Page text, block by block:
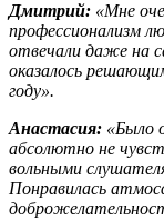
Дмитрий: «Мне
профессионализм
отвечали даже на
оказалось
году».
Анастасия: «Было
абсолютно не
вольными
Понравилась